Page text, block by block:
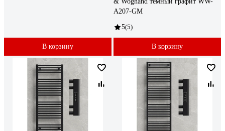
В корзину
A207-GM
5(5)
В корзину